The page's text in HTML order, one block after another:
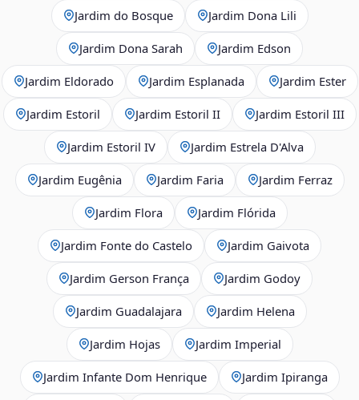
Jardim do Bosque Jardim Dona Lili
Jardim Dona Sarah Jardim Edson
Jardim Eldorado Jardim Esplanada Jardim Ester
Jardim Estoril Jardim Estoril II Jardim Estoril III
Jardim Estoril IV Jardim Estrela D'Alva
Jardim Eugênia Jardim Faria Jardim Ferraz
Jardim Flora Jardim Flórida
Jardim Fonte do Castelo Jardim Gaivota
Jardim Gerson França Jardim Godoy
Jardim Guadalajara Jardim Helena
Jardim Hojas Jardim Imperial
Jardim Infante Dom Henrique Jardim Ipiranga